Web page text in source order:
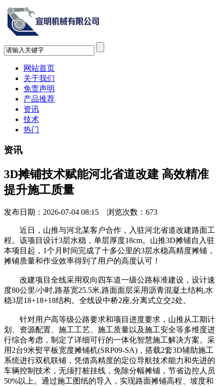
网站首页
关于我们
免责声明
产品推荐
资讯
技术
热门
资讯
3D摊铺技术赋能河北省道改建 高效精准
提升施工质量
发布日期：2026-07-04 08:15 浏览次数： 673
近日，山推与河北某客户合作，入驻河北省道改建路面工
程。该项目设计3层水稳，单层厚度18cm。山推3D摊铺自入驻
本项目起，1个月时间完成了十多公里的3层水稳高精度摊铺，
摊铺质量和作业效率得到了用户的高度认可！
改建项目全线采用双向四车道一级公路标准建设，设计速
度80公里/小时,路基宽25.5米,路面面层采用沥青混凝土结构,水
稳3层18+18+18结构。全线设中桥2座,分离式立交2处。
针对用户高等级公路要求和项目进度要求，山推从工期计
划、资源配置、施工工艺、施工质量以及施工安全等多维度进
行综合考虑，制定了详细可行的一体化智慧施工解决方案。采
用2台9米熨平板宽度摊铺机(SRP09-SA)，搭载2套3D辅助施工
系统进行双机联铺，凭借高精度的定位导航技术能力和先进的
车辆控制技术，无须打桩挂线，免除分幅摊铺，节省边控人员
50%以上。通过施工图纸的导入，实现路面摊铺高程、坡度和